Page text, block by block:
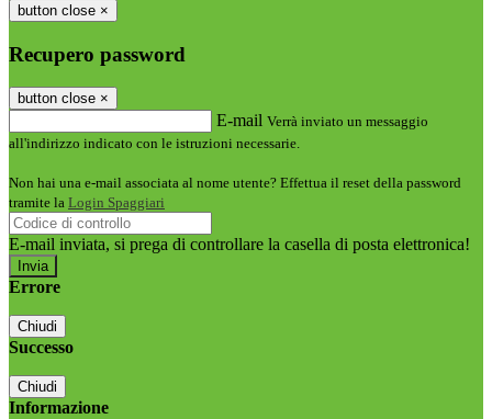
button close ×
Recupero password
button close ×
E-mail Verrà inviato un messaggio
all'indirizzo indicato con le istruzioni necessarie.
Non hai una e-mail associata al nome utente? Effettua il reset della password
tramite la Login Spaggiari
E-mail inviata, si prega di controllare la casella di posta elettronica!
Errore
Chiudi
Successo
Chiudi
Informazione